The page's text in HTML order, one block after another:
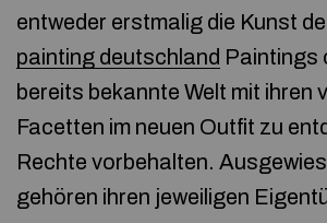
entweder erstmalig die Kunst
painting deutschland Paintings
bereits bekannte Welt mit ihren
Facetten im neuen Outfit zu
Rechte vorbehalten.
gehören ihren jeweiligen